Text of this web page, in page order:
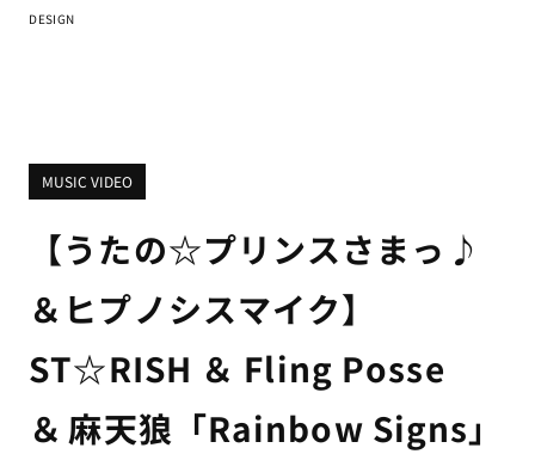
DESIGN
MUSIC VIDEO
【うたの☆プリンスさまっ♪
＆ヒプノシスマイク】
ST☆RISH ＆ Fling Posse
＆ 麻天狼「Rainbow Signs」